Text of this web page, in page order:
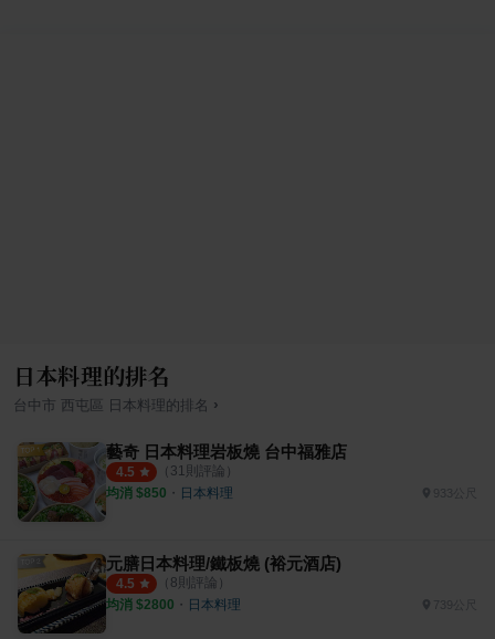
日本料理的排名
台中市 西屯區 日本料理 的排名 ›
藝奇 日本料理岩板燒 台中福雅店
4.5 （ 31 則評論）
均消 $850 ・ 日本料理
元膳日本料理/鐵板燒 (裕元酒店)
4.5 （ 8則評論）
均消 $2800 ・ 日本料理